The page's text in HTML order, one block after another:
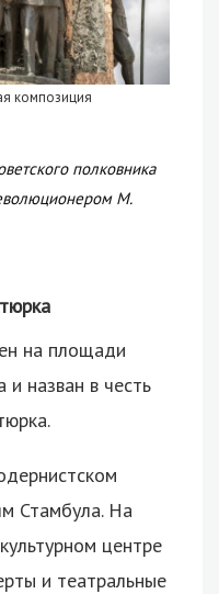
композиция
полковника
М.
на площади
и назван в честь
Стамбула. На
центре
и театральные